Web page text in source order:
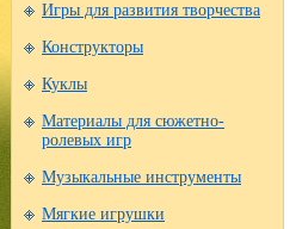
Игры для развития творчества
Конструкторы
Куклы
Материалы для сюжетно-
ролевых игр
Музыкальные инструменты
Мягкие игрушки